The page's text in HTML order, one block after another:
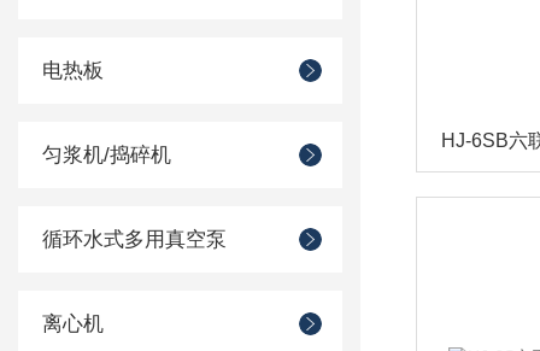
电热板
匀浆机/捣碎机
循环水式多用真空泵
离心机